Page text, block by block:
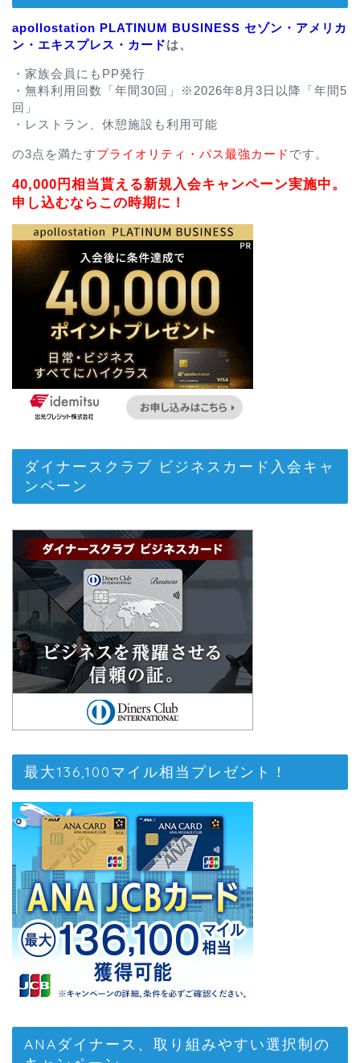
apollostation PLATINUM BUSINESS セゾン・アメリカ
ン・エキスプレス・カードは、
・家族会員にもPP発行
・無料利用回数「年間30回」※2026年8月3日以降「年間5
回」
・レストラン、休憩施設も利用可能
の3点を満たすプライオリティ・パス最強カード です。
40,000円相当貰える新規入会キャンペーン実施中。
申し込むならこの時期に！
ダイナースクラブ ビジネスカード入会キャ
ンペーン
最大136,100マイル相当プレゼント！
ANAダイナース、取り組みやすい選択制の